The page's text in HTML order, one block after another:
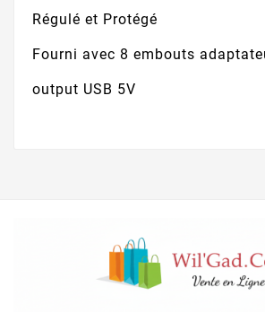
Régulé et Protégé
Fourni avec 8 embouts
output USB 5V